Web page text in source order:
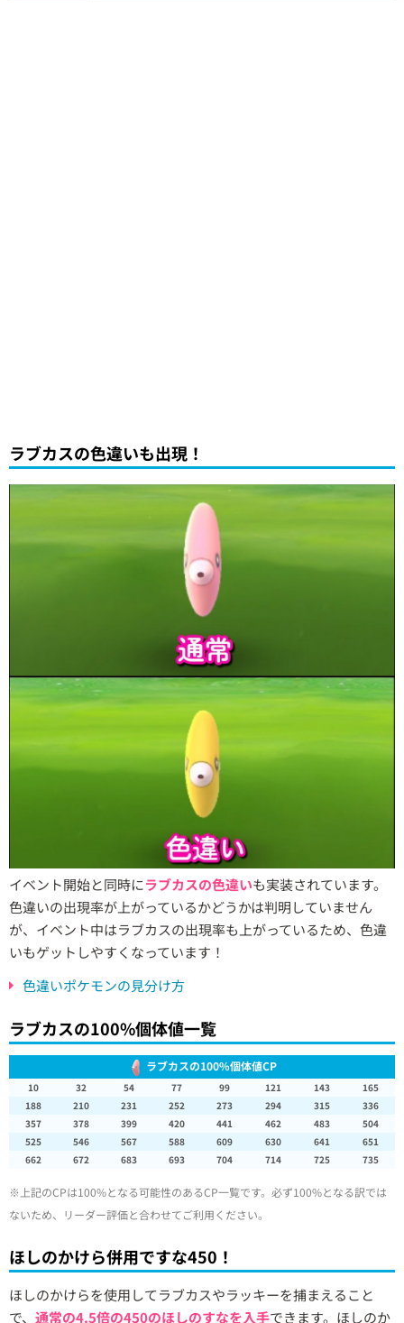
ラブカスの色違いも出現！
イベント開始と同時にラブカスの色違いも実装されています。
色違いの出現率が上がっているかどうかは判明していません
が、イベント中はラブカスの出現率も上がっているため、色違
いもゲットしやすくなっています！
色違いポケモンの見分け方
ラブカスの100%個体値一覧
ラブカスの100%個体値CP
10 32 54 77 99 121 143
165
188
210 231 252 273 294 315
336
357
378 399 420 441 462 483
504
525
546 567 588 609 630 641
651
662
672 683 693 704 714 725 735
※上記のCPは100%となる可能性のあるCP一覧です。必ず100%となる訳では
ないため、リーダー評価と合わせてご利用ください。
ほしのかけら併用ですな450！
ほしのかけらを使用してラブカスやラッキーを捕まえること
で、 通常の4.5倍の450のほしのすなを入手できます。ほしのか